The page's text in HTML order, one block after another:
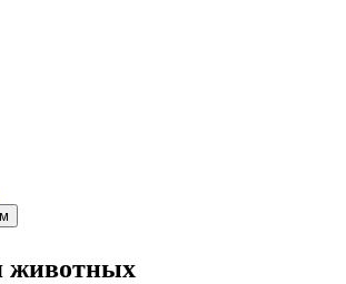
животных